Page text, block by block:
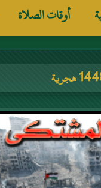
أوقات الصلاة